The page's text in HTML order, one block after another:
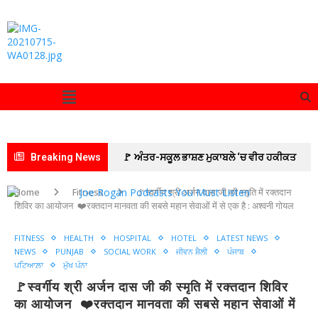
Breaking News 🚩 ਅੰਤਰ-ਸਕੂਲ ਭਾਸ਼ਣ ਮੁਕਾਬਲੇ ‘ਚ ਵੀਰ ਹਕੀਕਤ
ਰਾਏ ਮਾਡਲ ਸਕੂਲ ਦਾ ਦਬਦਬਾ ਬਰਕਰਾਰ
“ਚੰਡੀਗੜ੍ਹ ਮਹਾਂ ਰੈਲੀ” ਵਿੱਚ ਸ਼ਾਮਲ ਹੋਣ ਲਈ ਡੀ.ਸੀ.
ਦਫ਼ਤਰ ਯੂਨੀਅਨ ਪਟਿਆਲਾ ਦੇ ਕਰਮਚਾਰੀ ਸਮੂਹਿਕ ਛੁੱਟੀ
ਛੁੱਟੀ ਲੈ ਕੇ ਚੰਡੀਗੜ੍ਹ ਵੱਲ ਕੂਚ ਅੱਜ 🚩 ਗੁਰਬਾਣੀ ਦੇ
Home Fitness
🚩स्वर्गीय श्री अर्जन दास जी की स्मृति में रक्तदान
शिविर का आयोजन ❤️रक्तदान मानवता की सबसे महान सेवाओं में से एक है : अश्वनी गोयल
FITNESS HEALTH HOSPITAL HOTEL
LATEST NEWS
NEWS
PUNJAB SOCIAL WORK ਜੀਵਨ ਸ਼ੈਲੀ
ਪੰਜਾਬ
ਪਟਿਆਲ਼ਾ
ਮੁੱਖ ਪੰਨਾ
🚩स्वर्गीय श्री अर्जन दास जी की स्मृति में रक्तदान शिविर
का आयोजन ❤️रक्तदान मानवता की सबसे महान सेवाओं में